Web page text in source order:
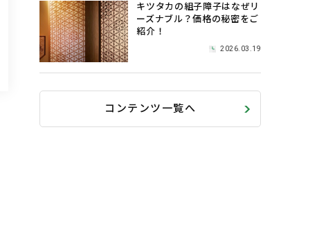
キツタカの組子障子はなぜリ
ーズナブル？価格の秘密をご
紹介！
2026.03.19
コンテンツ一覧へ